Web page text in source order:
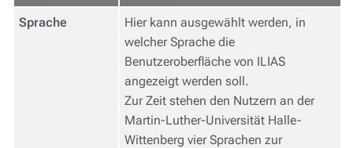
Sprache
Hier kann ausgewählt werden, in
welcher Sprache die
Benutzeroberfläche von ILIAS
angezeigt werden soll.
Zur Zeit stehen den Nutzern an der
Martin-Luther-Universität Halle-
Wittenberg vier Sprachen zur